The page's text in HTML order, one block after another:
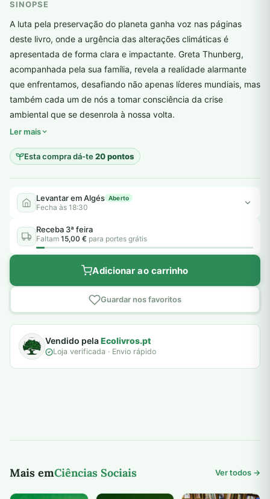
SINOPSE
A luta pela preservação do planeta ganha voz nas páginas
deste livro, onde a urgência das alterações climáticas é
apresentada de forma clara e impactante. Greta Thunberg,
acompanhada pela sua família, revela a realidade alarmante
que enfrentamos, desafiando não apenas líderes mundiais, mas
também cada um de nós a tomar consciência da crise
ambiental que se desenrola à nossa volta.
Ler mais
Esta compra dá-te20 pontos
Levantar em Algés Aberto
Fecha às 18:30
Receba 3ª feira
Faltam 15,00 € para portes grátis
Adicionar ao carrinho
Guardar nos favoritos
Vendido pelaEcolivros.pt
Loja verificada · Envio rápido
Mais emCiências Sociais Ver todos →